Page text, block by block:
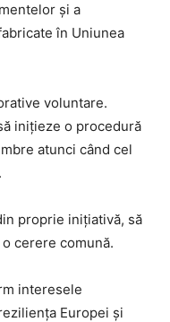
și a
în Uniunea
voluntare.
inițieze o procedură
atunci când cel
proprie inițiativă, să
cerere comună.
interesele
Europei și